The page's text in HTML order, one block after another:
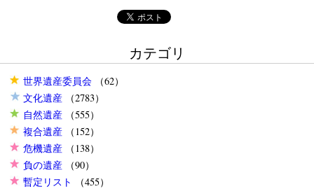
カテゴリ
世界遺産委員会（62）
文化遺産（2783）
自然遺産（555）
複合遺産（152）
危機遺産（138）
負の遺産（90）
暫定リスト
（455）